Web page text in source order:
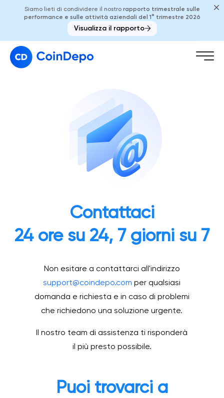
Siamo lieti di condividere il nostro rapporto trimestrale sulle
performance e sulle attività aziendali del 1° trimestre 2026
Visualizza il rapporto
Contattaci
24 ore su 24, 7 giorni su 7
Non esitare a contattarci all'indirizzo
support@coindepo.com per qualsiasi
domanda e richiesta e in caso di problemi
che richiedono una soluzione urgente.
Il nostro team di assistenza ti risponderà
il più presto possibile.
Puoi trovarci a